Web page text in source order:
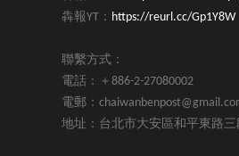
犇報YT： https://reurl.cc/Gp1Y8W
聯繫方式：
電話：＋886-2-27080002
電郵：
地址：台北市大安區和平東路三